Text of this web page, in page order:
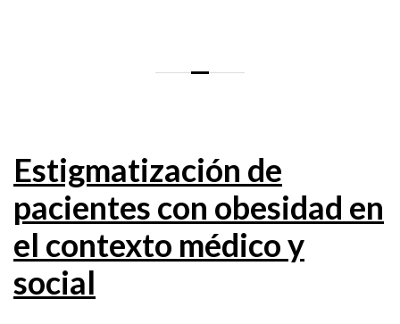
Estigmatización de
pacientes con obesidad en
el contexto médico y
social